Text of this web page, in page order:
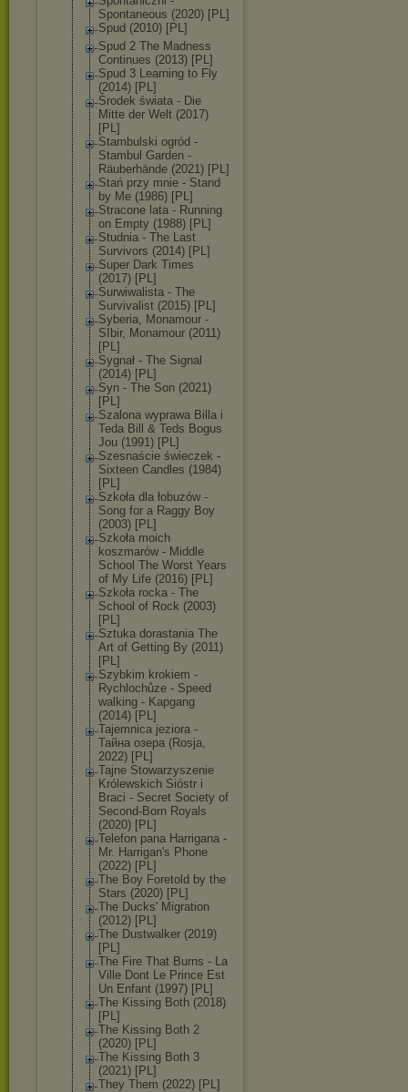
Spontaneous (2020) [PL]
Spud (2010) [PL]
Spud 2 The Madness
Continues (2013) [PL]
Spud 3 Learning to Fly
(2014) [PL]
Środek świata - Die
Mitte der Welt (2017)
[PL]
Stambulski ogród -
Stambul Garden -
Räuberhände (2021) [PL]
Stań przy mnie - Stand
by Me (1986) [PL]
Stracone lata - Running
on Empty (1988) [PL]
Studnia - The Last
Survivors (2014) [PL]
Super Dark Times
(2017) [PL]
Surwiwalista - The
Survivalist (2015) [PL]
Syberia, Monamour -
SIbir, Monamour (2011)
[PL]
Sygnał - The Signal
(2014) [PL]
Syn - The Son (2021)
[PL]
Szalona wyprawa Billa i
Teda Bill & Teds Bogus
Jou (1991) [PL]
Szesnaście świeczek -
Sixteen Candles (1984)
[PL]
Szkoła dla łobuzów -
Song for a Raggy Boy
(2003) [PL]
Szkoła moich
koszmarów - Middle
School The Worst Years
of My Life (2016) [PL]
Szkoła rocka - The
School of Rock (2003)
[PL]
Sztuka dorastania The
Art of Getting By (2011)
[PL]
Szybkim krokiem -
Rychlochůze - Speed
walking - Kapgang
(2014) [PL]
Tajemnica jeziora -
Тайна озера (Rosja,
2022) [PL]
Tajne Stowarzyszenie
Królewskich Sióstr i
Braci - Secret Society of
Second-Born Royals
(2020) [PL]
Telefon pana Harrigana -
Mr. Harrigan's Phone
(2022) [PL]
The Boy Foretold by the
Stars (2020) [PL]
The Ducks' Migration
(2012) [PL]
The Dustwalker (2019)
[PL]
The Fire That Burns - La
Ville Dont Le Prince Est
Un Enfant (1997) [PL]
The Kissing Both (2018)
[PL]
The Kissing Both 2
(2020) [PL]
The Kissing Both 3
(2021) [PL]
They Them (2022) [PL]